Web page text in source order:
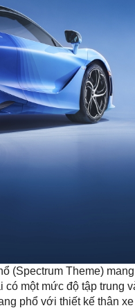
(Spectrum Theme)
một mức độ tập trung
phổ với thiết kế thân